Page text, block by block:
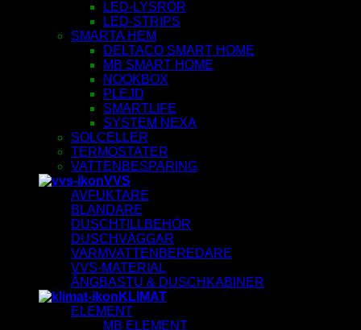
LED-LYSRÖR
LED-STRIPS
SMARTA HEM
DELTACO SMART HOME
MB SMART HOME
NOOKBOX
PLEJD
SMARTLIFE
SYSTEM NEXA
SOLCELLER
TERMOSTATER
VATTENBESPARING
VVS
AVFUKTARE
BLANDARE
DUSCHTILLBEHÖR
DUSCHVÄGGAR
VARMVATTENBEREDARE
VVS-MATERIAL
ÅNGBASTU & DUSCHKABINER
KLIMAT
ELEMENT
MB ELEMENT